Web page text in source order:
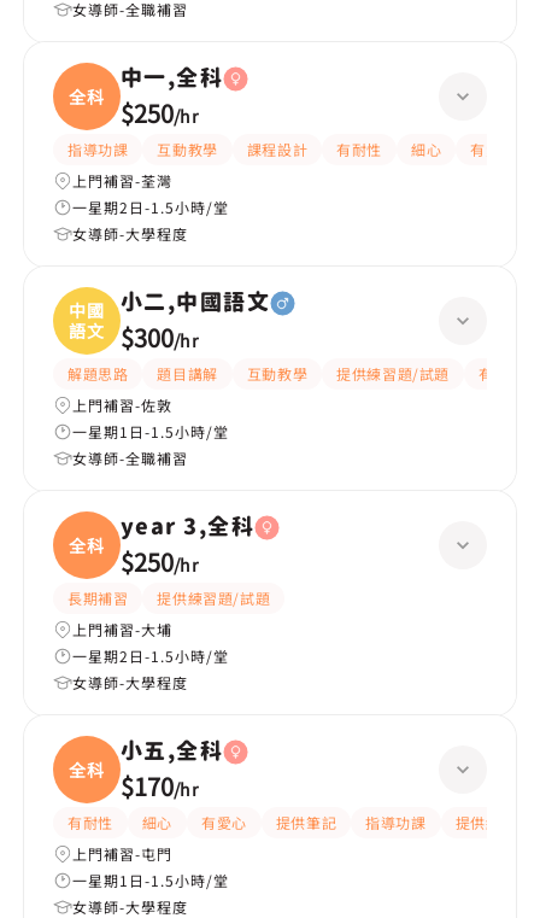
女導師-全職補習
全科
中一,全科
$250/hr
指導功課 互動教學 課程設計 有耐性 細心
有愛心
上門補習-荃灣
一星期2日-1.5小時/堂
女導師-大學程度
中國
語文
小二,中國語文
$300/hr
解題思路 題目講解 互動教學 提供練習題/試題
有愛心
上門補習-佐敦
一星期1日-1.5小時/堂
女導師-全職補習
全科
year 3,全科
$250/hr
長期補習
提供練習題/試題
上門補習-大埔
一星期2日-1.5小時/堂
女導師-大學程度
全科
小五,全科
$170/hr
有耐性 細心 有愛心 提供筆記 指導功課
提供練習題
上門補習-屯門
一星期1日-1.5小時/堂
女導師-大學程度